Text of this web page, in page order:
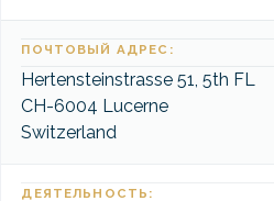
ПОЧТОВЫЙ АДРЕС:
Hertensteinstrasse 51, 5th FL
CH-6004 Lucerne
Switzerland
ДЕЯТЕЛЬНОСТЬ: